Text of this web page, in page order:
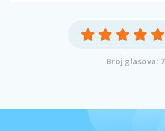
Broj glasova: 7